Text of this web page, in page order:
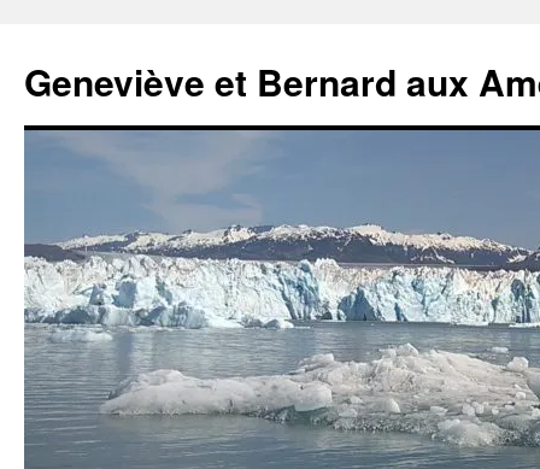
Geneviève et Bernard aux